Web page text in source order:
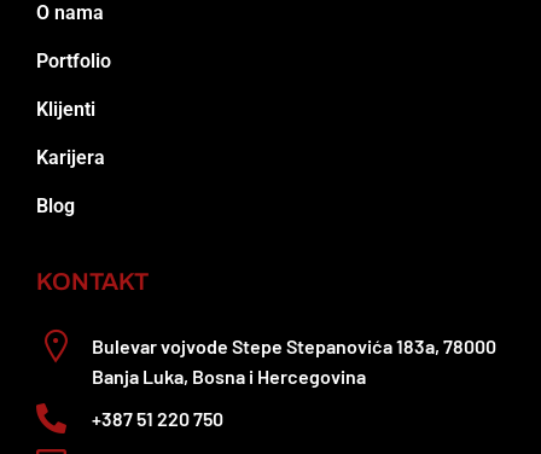
O nama
Portfolio
Klijenti
Karijera
Blog
KONTAKT
Bulevar vojvode Stepe Stepanovića 183a, 78000
Banja Luka, Bosna i Hercegovina
+387 51 220 750